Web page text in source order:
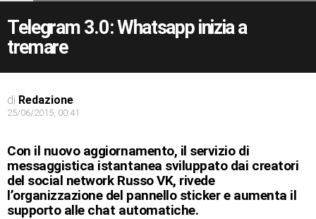
Telegram 3.0: Whatsapp inizia a
tremare
di Redazione
25/06/2015, 00:41
Con il nuovo aggiornamento, il servizio di
messaggistica istantanea sviluppato dai creatori
del social network Russo VK, rivede
l’organizzazione del pannello sticker e aumenta il
supporto alle chat automatiche.